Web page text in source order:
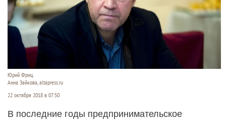
Юрий Фриц.
Анна Зайкова, altapress.ru
22 октября 2018 в 07:50
В последние годы предпринимательское